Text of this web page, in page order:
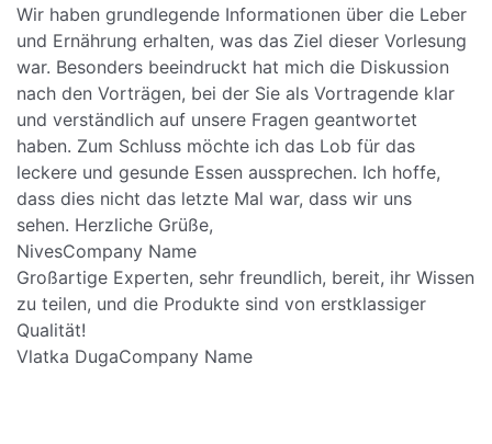
Wir haben grundlegende Informationen über die Leber
und Ernährung erhalten, was das Ziel dieser Vorlesung
war. Besonders beeindruckt hat mich die Diskussion
nach den Vorträgen, bei der Sie als Vortragende klar
und verständlich auf unsere Fragen geantwortet
haben. Zum Schluss möchte ich das Lob für das
leckere und gesunde Essen aussprechen. Ich hoffe,
dass dies nicht das letzte Mal war, dass wir uns
sehen. Herzliche Grüße,
NivesCompany Name
Großartige Experten, sehr freundlich, bereit, ihr Wissen
zu teilen, und die Produkte sind von erstklassiger
Qualität!
Vlatka DugaCompany Name